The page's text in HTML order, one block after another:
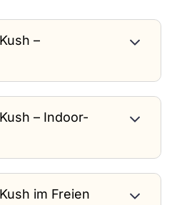
–
– Indoor-
im Freien